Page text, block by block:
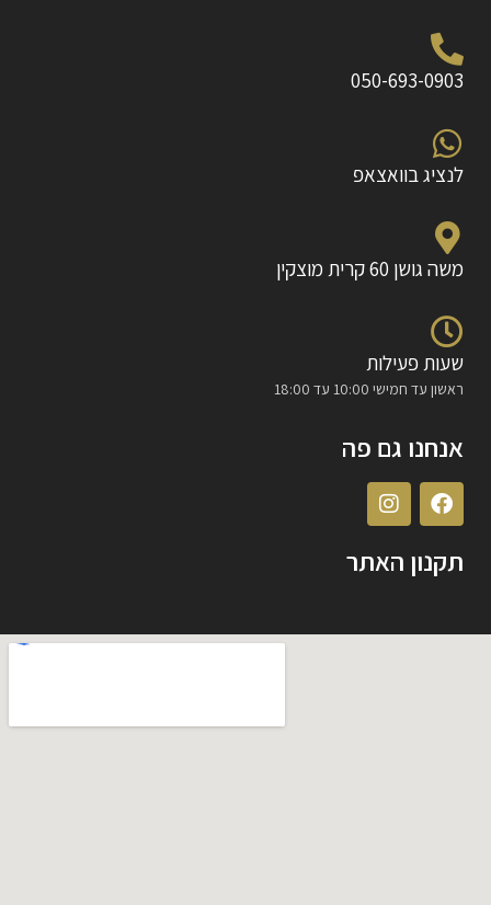
050-693-0903
לנציג בוואצאפ
משה גושן 60 קרית מוצקין
שעות פעילות
ראשון עד חמישי 10:00 עד 18:00
אנחנו גם פה
תקנון האתר